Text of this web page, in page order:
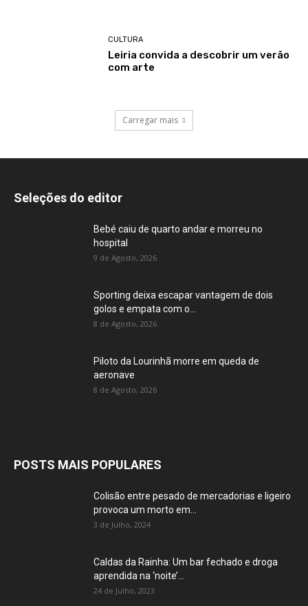
CULTURA
Leiria convida a descobrir um verão
com arte
Carregar mais
Seleções do editor
Bebé caiu de quarto andar e morreu no
hospital
9 de Agosto, 2026
Sporting deixa escapar vantagem de dois
golos e empata com o...
8 de Agosto, 2026
Piloto da Lourinhã morre em queda de
aeronave
8 de Agosto, 2026
POSTS MAIS POPULARES
Colisão entre pesado de mercadorias e ligeiro
provoca um morto em...
3 de Julho, 2024
Caldas da Rainha: Um bar fechado e droga
aprendida na ‘noite’...
24 de Julho, 2023